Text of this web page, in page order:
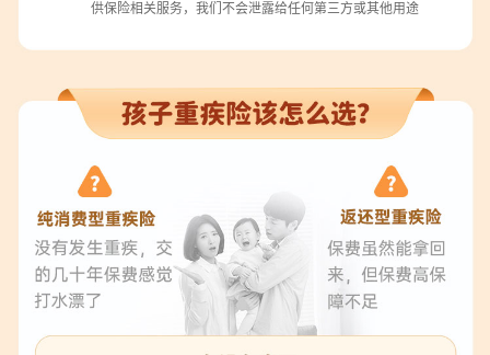
供保险相关服务，我们不会泄露给任何第三方或其他用途